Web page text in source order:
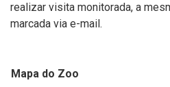
realizar visita monitorada, a
marcada via e-mail.
Mapa do Zoo